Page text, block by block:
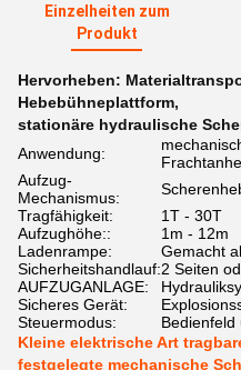
Einzelheiten zum
Produkt
Hervorheben:
Hebebühneplattform,
stationäre hydraulische
Anwendung:
Aufzug-
Mechanismus:
Tragfähigkeit:
1T - 30T
Aufzughöhe::
1m - 12m
Ladenrampe:
Gemacht
Sicherheitshandlauf:2 Seiten
AUFZUGANLAGE:
Sicheres Gerät:
Steuermodus:
Bedienfeld
Kleine elektrische Art
festgelegte mechanische